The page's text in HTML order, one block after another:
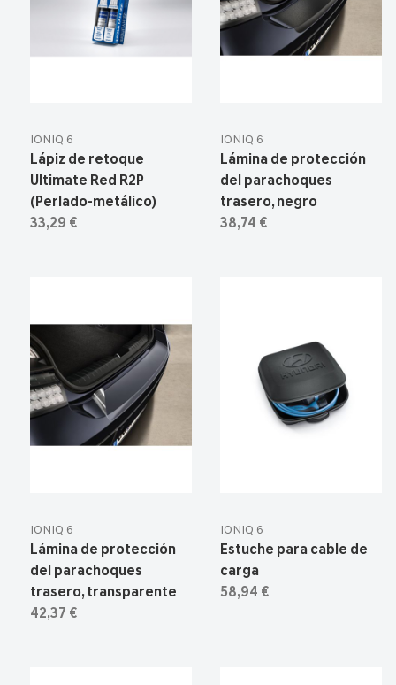
IONIQ 6
Lápiz de retoque
Ultimate Red R2P
(Perlado-metálico)
33,29 €
IONIQ 6
Lámina de protección
del parachoques
trasero, negro
38,74 €
IONIQ 6
Lámina de protección
del parachoques
trasero, transparente
42,37 €
IONIQ 6
Estuche para cable de
carga
58,94 €